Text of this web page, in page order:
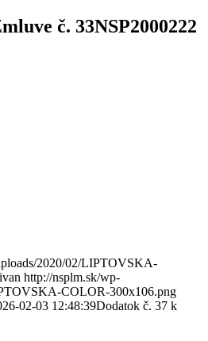
č. 33NSP2000222
2020/02/LIPTOVSKA-
http://nsplm.sk/wp-
COLOR-300x106.png
02-03 12:48:39Dodatok č. 37 k